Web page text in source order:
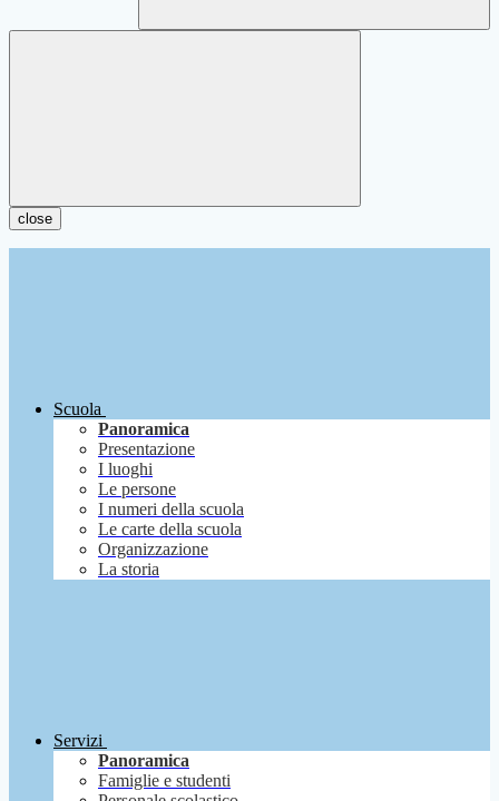
close
Scuola
Panoramica
Presentazione
I luoghi
Le persone
I numeri della scuola
Le carte della scuola
Organizzazione
La storia
Servizi
Panoramica
Famiglie e studenti